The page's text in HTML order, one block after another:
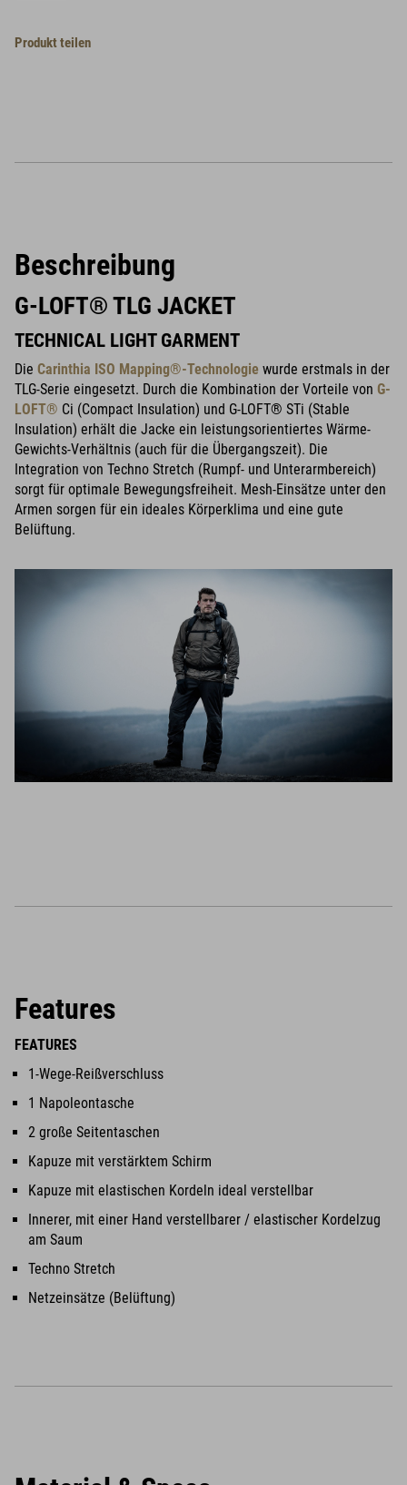
Produkt teilen
Beschreibung
G-LOFT® TLG JACKET
TECHNICAL LIGHT GARMENT
Die Carinthia ISO Mapping®-Technologie wurde erstmals in der
TLG-Serie eingesetzt. Durch die Kombination der Vorteile von G-
LOFT® Ci (Compact Insulation) und G-LOFT® STi (Stable
Insulation) erhält die Jacke ein leistungsorientiertes Wärme-
Gewichts-Verhältnis (auch für die Übergangszeit). Die
Integration von Techno Stretch (Rumpf- und Unterarmbereich)
sorgt für optimale Bewegungsfreiheit. Mesh-Einsätze unter den
Armen sorgen für ein ideales Körperklima und eine gute
Belüftung.
Features
FEATURES
1-Wege-Reißverschluss
1 Napoleontasche
2 große Seitentaschen
Kapuze mit verstärktem Schirm
Kapuze mit elastischen Kordeln ideal verstellbar
Innerer, mit einer Hand verstellbarer / elastischer Kordelzug
am Saum
Techno Stretch
Netzeinsätze (Belüftung)